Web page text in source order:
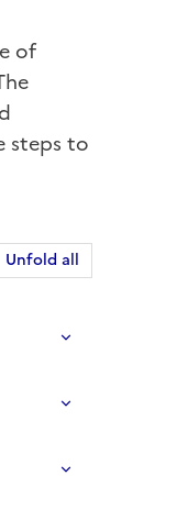
of
steps to
Unfold all